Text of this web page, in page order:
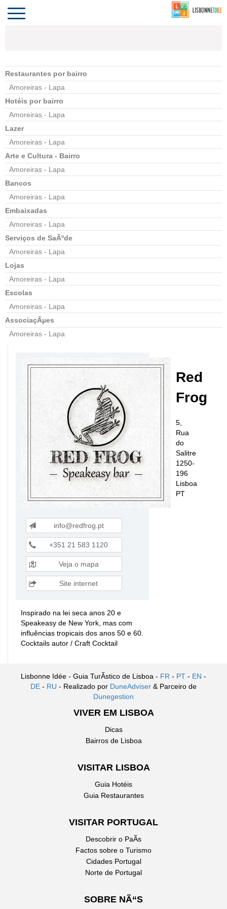
PORTUGAL
Toggle
navigation
Restaurantes por bairro
Amoreiras - Lapa
Hotéis por bairro
Amoreiras - Lapa
Lazer
Amoreiras - Lapa
Arte e Cultura - Bairro
Amoreiras - Lapa
Bancos
Amoreiras - Lapa
Embaixadas
Amoreiras - Lapa
Serviços de SaÃºde
Amoreiras - Lapa
Lojas
Amoreiras - Lapa
Escolas
Amoreiras - Lapa
AssociaçÃµes
Amoreiras - Lapa
Red
Frog
5,
Rua
do
Salitre
1250-
196
Lisboa
PT
info@redfrog.pt
+351 21 583 1120
Veja o mapa
Site internet
Inspirado na lei seca anos 20 e
Speakeasy de New York, mas com
influências tropicais dos anos 50 e 60.
Cocktails autor / Craft Cocktail
Lisbonne Idée - Guia TurÃ­stico de Lisboa - FR - PT - EN -
DE - RU - Realizado por DuneAdviser & Parceiro de
Dunegestion
VIVER EM LISBOA
Dicas
Bairros de Lisboa
VISITAR LISBOA
Guia Hotéis
Guia Restaurantes
VISITAR PORTUGAL
Descobrir o PaÃ­s
Factos sobre o Turismo
Cidades Portugal
Norte de Portugal
SOBRE NÃ“S